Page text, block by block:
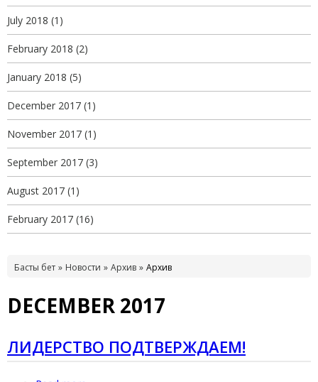
July 2018 (1)
February 2018 (2)
January 2018 (5)
December 2017 (1)
November 2017 (1)
September 2017 (3)
August 2017 (1)
February 2017 (16)
Басты бет Новости Архив Архив
DECEMBER 2017
ЛИДЕРСТВО ПОДТВЕРЖДАЕМ!